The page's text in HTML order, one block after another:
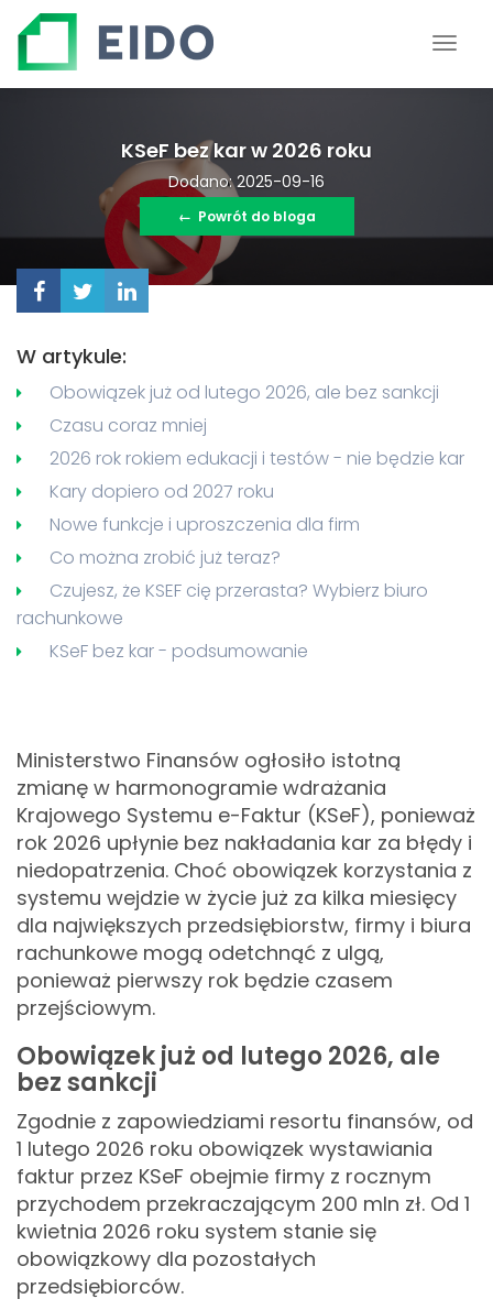
KSeF bez kar w 2026 roku
Dodano: 2025-09-16
← Powrót do bloga
W artykule:
Obowiązek już od lutego 2026, ale bez sankcji
Czasu coraz mniej
2026 rok rokiem edukacji i testów - nie będzie kar
Kary dopiero od 2027 roku
Nowe funkcje i uproszczenia dla firm
Co można zrobić już teraz?
Czujesz, że KSEF cię przerasta? Wybierz biuro
rachunkowe
KSeF bez kar - podsumowanie
Ministerstwo Finansów ogłosiło istotną
zmianę w harmonogramie wdrażania
Krajowego Systemu e-Faktur (KSeF), ponieważ
rok 2026 upłynie bez nakładania kar za błędy i
niedopatrzenia. Choć obowiązek korzystania z
systemu wejdzie w życie już za kilka miesięcy
dla największych przedsiębiorstw, firmy i biura
rachunkowe mogą odetchnąć z ulgą,
ponieważ pierwszy rok będzie czasem
przejściowym.
Obowiązek już od lutego 2026, ale
bez sankcji
Zgodnie z zapowiedziami resortu finansów, od
1 lutego 2026 roku obowiązek wystawiania
faktur przez KSeF obejmie firmy z rocznym
przychodem przekraczającym 200 mln zł. Od 1
kwietnia 2026 roku system stanie się
obowiązkowy dla pozostałych
przedsiębiorców.